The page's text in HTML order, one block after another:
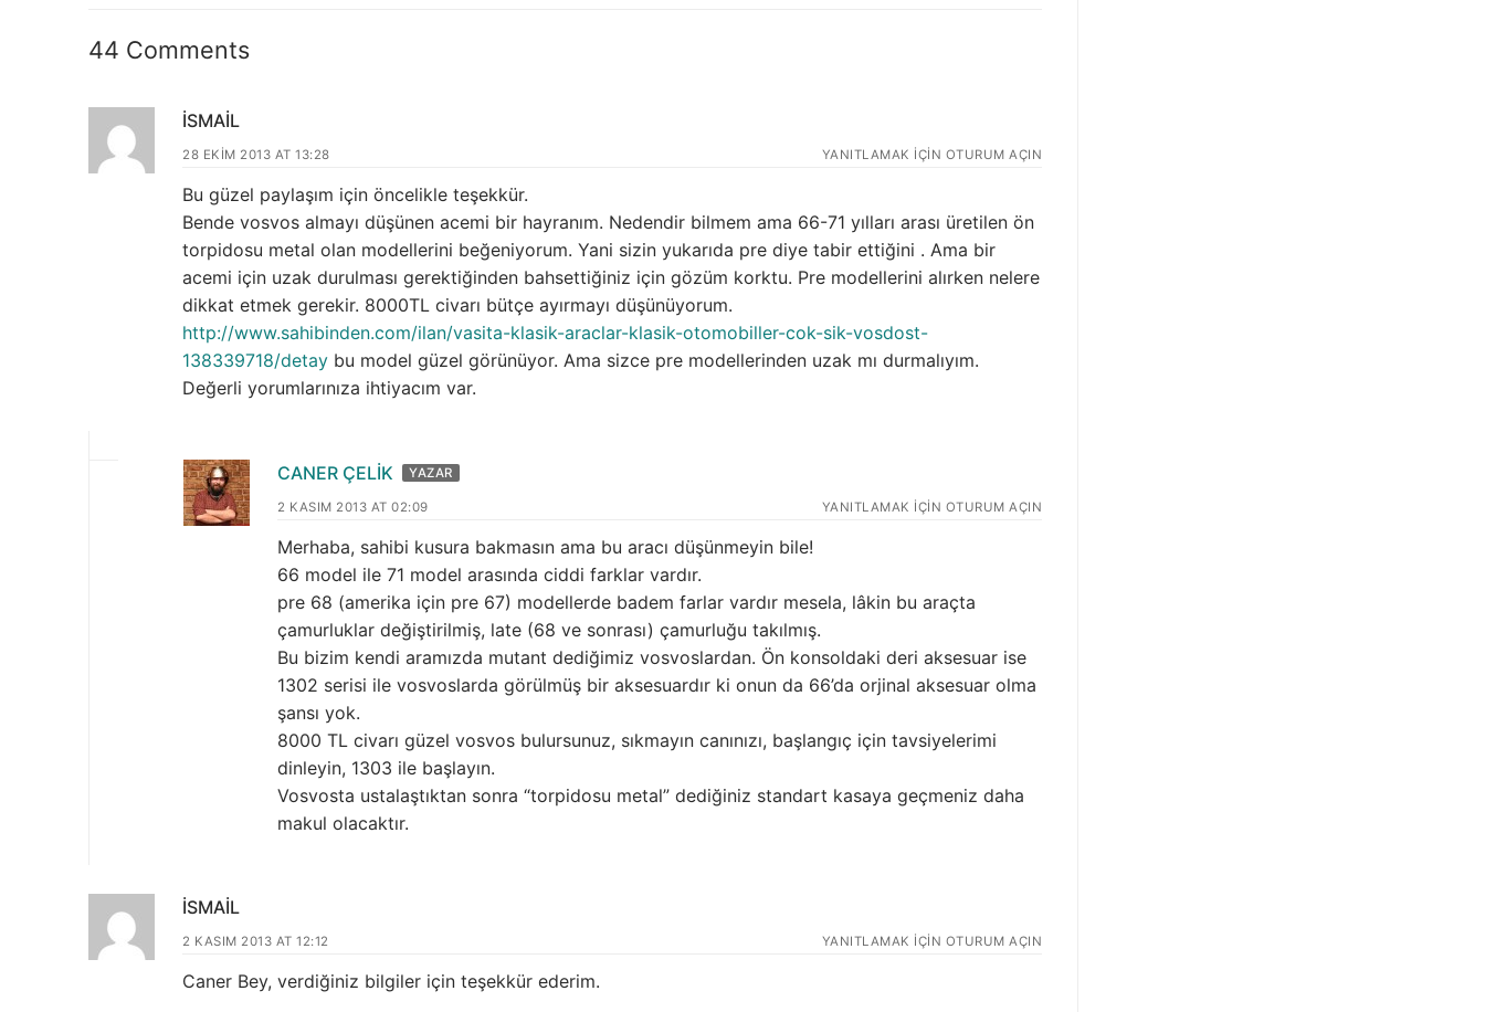
44 Comments
İSMAIL
28 EKIM 2013 AT 13:28 YANITLAMAK IÇIN OTURUM AÇIN
Bu güzel paylaşım için öncelikle teşekkür.
Bende vosvos almayı düşünen acemi bir hayranım. Nedendir bilmem ama 66-71 yılları arası üretilen ön
torpidosu metal olan modellerini beğeniyorum. Yani sizin yukarıda pre diye tabir ettiğini . Ama bir
acemi için uzak durulması gerektiğinden bahsettiğiniz için gözüm korktu. Pre modellerini alırken nelere
dikkat etmek gerekir. 8000TL civarı bütçe ayırmayı düşünüyorum.
http://www.sahibinden.com/ilan/vasita-klasik-araclar-klasik-otomobiller-cok-sik-vosdost-
138339718/detay bu model güzel görünüyor. Ama sizce pre modellerinden uzak mı durmalıyım.
Değerli yorumlarınıza ihtiyacım var.
CANER ÇELIK YAZAR
2 KASIM 2013 AT 02:09 YANITLAMAK IÇIN OTURUM AÇIN
Merhaba, sahibi kusura bakmasın ama bu aracı düşünmeyin bile!
66 model ile 71 model arasında ciddi farklar vardır.
pre 68 (amerika için pre 67) modellerde badem farlar vardır mesela, lâkin bu araçta
çamurluklar değiştirilmiş, late (68 ve sonrası) çamurluğu takılmış.
Bu bizim kendi aramızda mutant dediğimiz vosvoslardan. Ön konsoldaki deri aksesuar ise
1302 serisi ile vosvoslarda görülmüş bir aksesuardır ki onun da 66’da orjinal aksesuar olma
şansı yok.
8000 TL civarı güzel vosvos bulursunuz, sıkmayın canınızı, başlangıç için tavsiyelerimi
dinleyin, 1303 ile başlayın.
Vosvosta ustalaştıktan sonra “torpidosu metal” dediğiniz standart kasaya geçmeniz daha
makul olacaktır.
İSMAIL
2 KASIM 2013 AT 12:12 YANITLAMAK IÇIN OTURUM AÇIN
Caner Bey, verdiğiniz bilgiler için teşekkür ederim.